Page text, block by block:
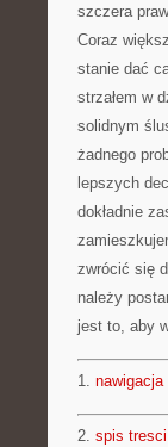
szczera
Coraz
stanie dać
strzałem w
solidnym
żadnego
lepszych
dokładnie
zwrócić się
należy
jest to, aby
1. nawigacja
2. spis tresci